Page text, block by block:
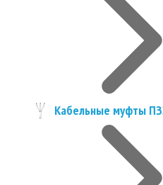
Кабельные муфты